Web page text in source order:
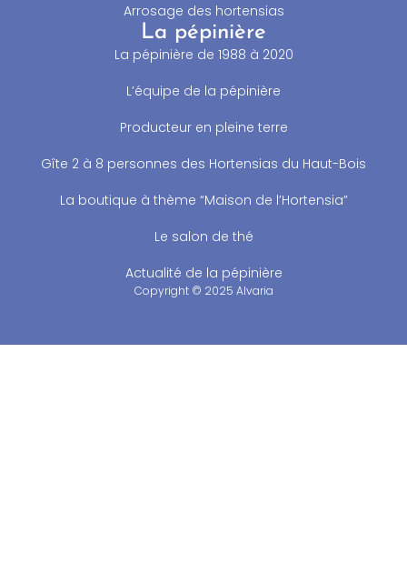
Arrosage des hortensias
La pépinière
La pépinière de 1988 à 2020
L’équipe de la pépinière
Producteur en pleine terre
Gîte 2 à 8 personnes des Hortensias du Haut-Bois
La boutique à thème “Maison de l’Hortensia”
Le salon de thé
Actualité de la pépinière
Copyright © 2025 Alvaria